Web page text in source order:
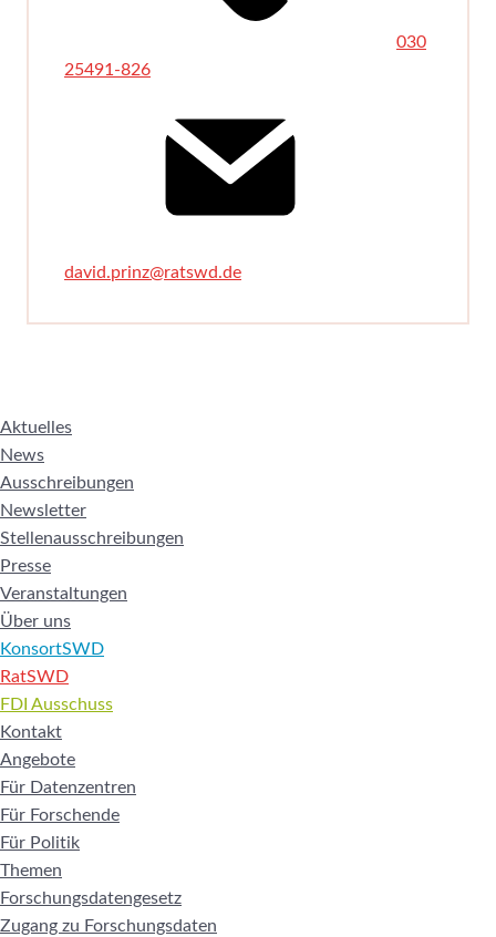
030
25491-826
david.prinz@ratswd.de
Aktuelles
News
Ausschreibungen
Newsletter
Stellenausschreibungen
Presse
Veranstaltungen
Über uns
KonsortSWD
RatSWD
FDI Ausschuss
Kontakt
Angebote
Für Datenzentren
Für Forschende
Für Politik
Themen
Forschungsdatengesetz
Zugang zu Forschungsdaten